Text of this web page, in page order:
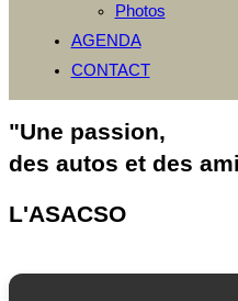
Photos
AGENDA
CONTACT
"Une passion,
des autos et des
L'ASACSO